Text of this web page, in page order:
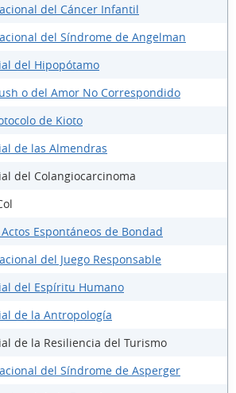
del Cáncer Infantil
del Síndrome de Angelman
del Hipopótamo
o del Amor No Correspondido
de Kioto
de las Almendras
del Colangiocarcinoma
Espontáneos de Bondad
del Juego Responsable
del Espíritu Humano
de la Antropología
de la Resiliencia del Turismo
del Síndrome de Asperger